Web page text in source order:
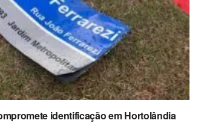
identificação em Hortolândia